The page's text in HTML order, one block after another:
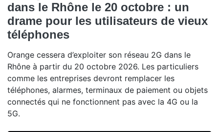
dans le Rhône le 20 octobre : un
drame pour les utilisateurs de vieux
téléphones
Orange cessera d’exploiter son réseau 2G dans le
Rhône à partir du 20 octobre 2026. Les particuliers
comme les entreprises devront remplacer les
téléphones, alarmes, terminaux de paiement ou objets
connectés qui ne fonctionnent pas avec la 4G ou la
5G.